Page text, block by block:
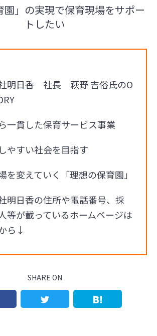
園」の実現で保育現場をサポー
トしたい
明日香 社長 萩野 吉俗氏のO
一貫した保育サービス事業
やすい社会を目指す
を変えていく「理想の保育園」
明日香の住所や電話番号、採
等が載っているホームページは
ら↓
SHARE ON